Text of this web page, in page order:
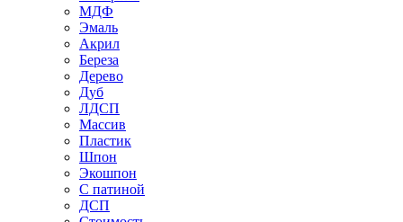
МДФ
Эмаль
Акрил
Береза
Дерево
Дуб
ЛДСП
Массив
Пластик
Шпон
Экошпон
С патиной
ДСП